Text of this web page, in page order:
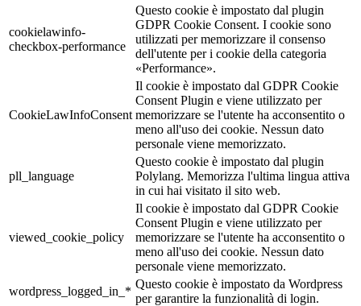
cookielawinfo-
checkbox-performance
Questo cookie è impostato dal plugin
GDPR Cookie Consent. I cookie sono
utilizzati per memorizzare il consenso
dell'utente per i cookie della categoria
«Performance».
CookieLawInfoConsent
Il cookie è impostato dal GDPR Cookie
Consent Plugin e viene utilizzato per
memorizzare se l'utente ha acconsentito o
meno all'uso dei cookie. Nessun dato
personale viene memorizzato.
pll_language
Questo cookie è impostato dal plugin
Polylang. Memorizza l'ultima lingua attiva
in cui hai visitato il sito web.
viewed_cookie_policy
Il cookie è impostato dal GDPR Cookie
Consent Plugin e viene utilizzato per
memorizzare se l'utente ha acconsentito o
meno all'uso dei cookie. Nessun dato
personale viene memorizzato.
wordpress_logged_in_*
Questo cookie è impostato da Wordpress
per garantire la funzionalità di login.